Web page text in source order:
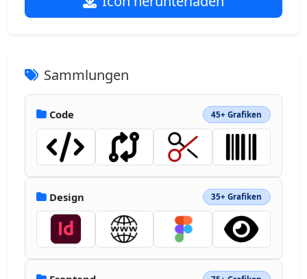
Sammlungen
Code 45+ Grafiken
Design 35+ Grafiken